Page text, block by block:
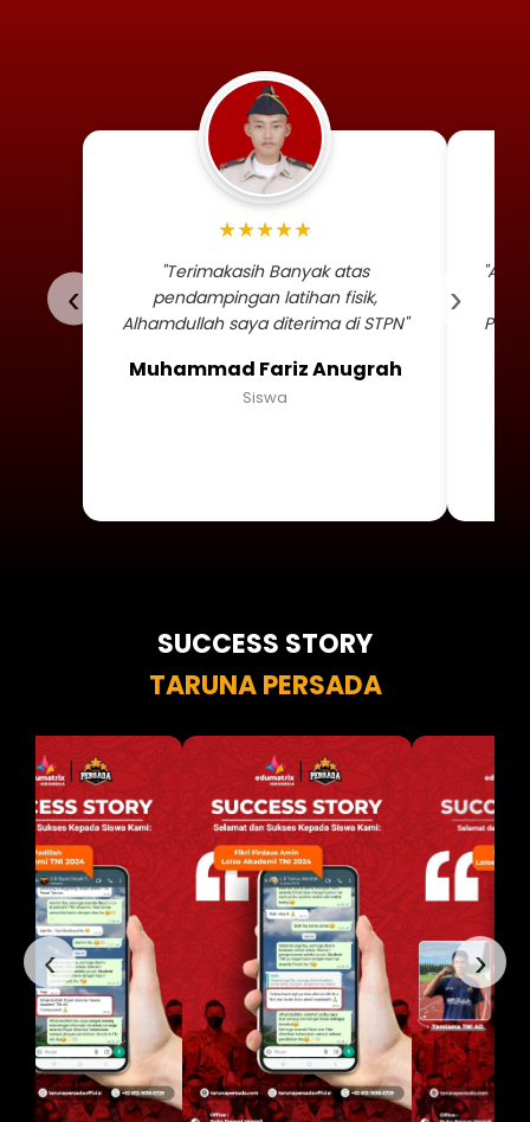
‹
Foto profil siswa
★★★★★
"Terimakasih Banyak atas
pendampingan latihan fisik,
Alhamdullah saya diterima di STPN"
Muhammad Fariz Anugrah
Siswa
›
SUCCESS STORY
TARUNA PERSADA
‹ ›